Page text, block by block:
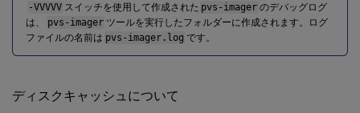
-VVVVV スイッチを使用して作成された pvs-imager のデバッグログ
は、
pvs-imager ツールを実行したフォルダーに作成されます。ログ
ファイルの名前は pvs-imager.log です。
ディスクキャッシュについて